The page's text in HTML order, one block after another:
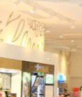
large area
construction
base on our
after-ale
strong construction
supporting